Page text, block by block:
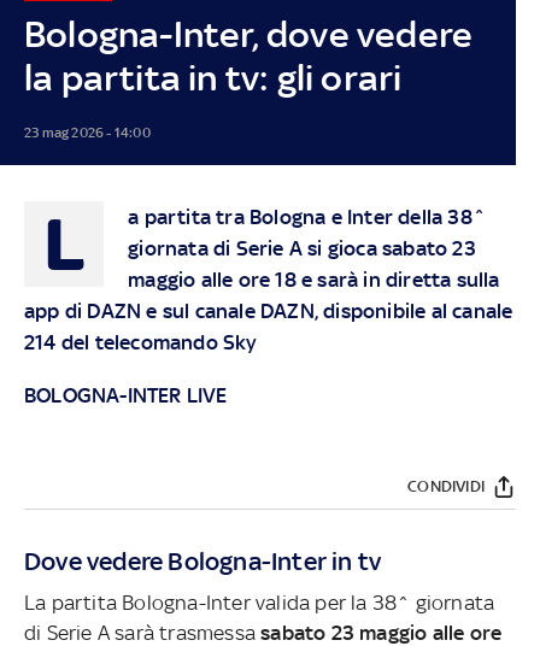
Bologna-Inter, dove vedere
la partita in tv: gli orari
23 mag 2026 - 14:00
L
a partita tra Bologna e Inter della 38^
giornata di Serie A si gioca sabato 23
maggio alle ore 18 e sarà in diretta sulla
app di DAZN e sul canale DAZN, disponibile al canale
214 del telecomando Sky
BOLOGNA-INTER LIVE
CONDIVIDI
Dove vedere Bologna-Inter in tv
La partita Bologna-Inter valida per la 38^ giornata
di Serie A sarà trasmessa sabato 23 maggio alle ore